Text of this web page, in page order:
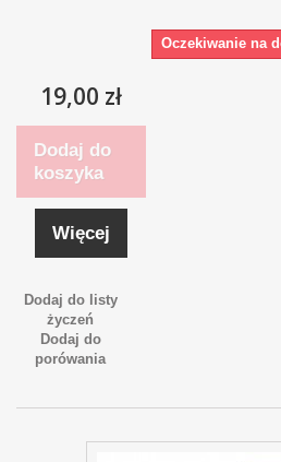
Oczekiwanie na
19,00 zł
Dodaj do
koszyka
Więcej
Dodaj do listy
życzeń
Dodaj do
porówania